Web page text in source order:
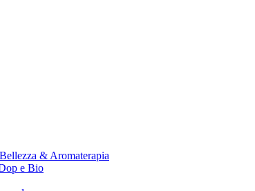
& Aromaterapia
e Bio